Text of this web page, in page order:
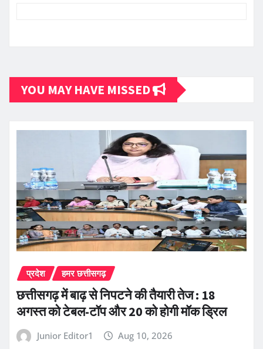
YOU MAY HAVE MISSED
प्रदेश हमर छत्तीसगढ़
छत्तीसगढ़ में बाढ़ से निपटने की तैयारी तेज : 18
अगस्त को टेबल-टॉप और 20 को होगी मॉक ड्रिल
Junior Editor1 Aug 10, 2026